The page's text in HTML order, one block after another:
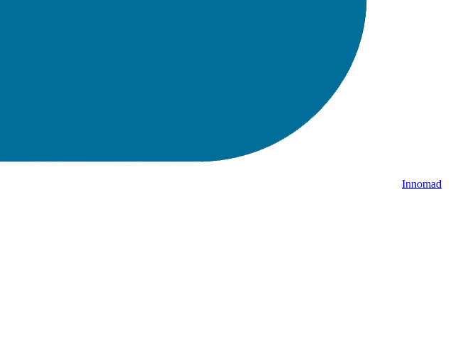
Innomad